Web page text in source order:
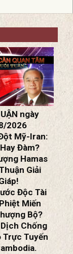
ngày
2026
Mỹ-Iran:
Đàm?
Hamas
Giải
Độc Tài
Miến
Bộ?
Chống
Trực Tuyến